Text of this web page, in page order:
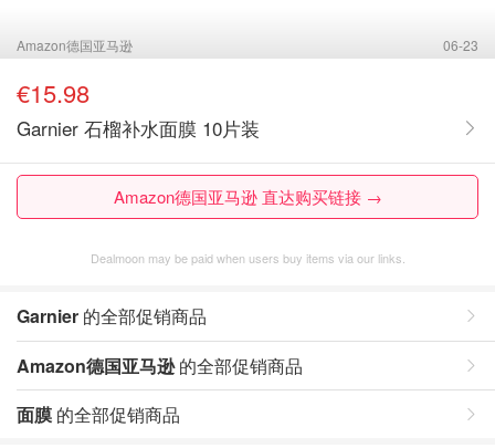
Amazon德国亚马逊 06-23
€15.98
Garnier 石榴补水面膜 10片装
Amazon德国亚马逊 直达购买链接 →
Dealmoon may be paid when users buy items via our links.
Garnier 的全部促销商品
Amazon德国亚马逊的全部促销商品
面膜 的全部促销商品